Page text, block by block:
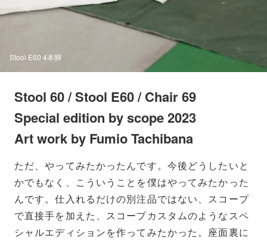
Stool E60 4本脚
Stool 60 / Stool E60 / Chair 69
Special edition by scope 2023
Art work by Fumio Tachibana
ただ、やってみたかったんです。今後どうしたいと
かでもなく、こういうことを僕はやってみたかった
んです。仕入れるだけの別注品ではない、スコープ
で直接手を加えた、スコープカスタムのようなスペ
シャルエディションを作ってみたかった。座面裏に